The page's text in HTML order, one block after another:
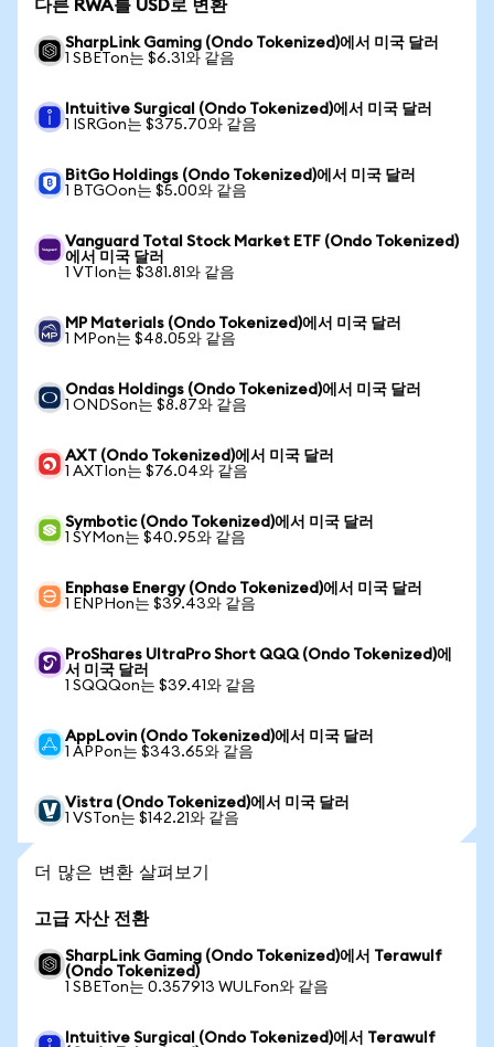
다른 RWA를 USD로 변환
SharpLink Gaming (Ondo Tokenized)에서 미국 달러
1 SBETon는 $6.31와 같음
Intuitive Surgical (Ondo Tokenized)에서 미국 달러
1 ISRGon는 $375.70와 같음
BitGo Holdings (Ondo Tokenized)에서 미국 달러
1 BTGOon는 $5.00와 같음
Vanguard Total Stock Market ETF (Ondo Tokenized)
에서 미국 달러
1 VTIon는 $381.81와 같음
MP Materials (Ondo Tokenized)에서 미국 달러
1 MPon는 $48.05와 같음
Ondas Holdings (Ondo Tokenized)에서 미국 달러
1 ONDSon는 $8.87와 같음
AXT (Ondo Tokenized)에서 미국 달러
1 AXTIon는 $76.04와 같음
Symbotic (Ondo Tokenized)에서 미국 달러
1 SYMon는 $40.95와 같음
Enphase Energy (Ondo Tokenized)에서 미국 달러
1 ENPHon는 $39.43와 같음
ProShares UltraPro Short QQQ (Ondo Tokenized)에
서 미국 달러
1 SQQQon는 $39.41와 같음
AppLovin (Ondo Tokenized)에서 미국 달러
1 APPon는 $343.65와 같음
Vistra (Ondo Tokenized)에서 미국 달러
1 VSTon는 $142.21와 같음
더 많은 변환 살펴보기
고급 자산 전환
SharpLink Gaming (Ondo Tokenized)에서 Terawulf
(Ondo Tokenized)
1 SBETon는 0.357913 WULFon와 같음
Intuitive Surgical (Ondo Tokenized)에서 Terawulf